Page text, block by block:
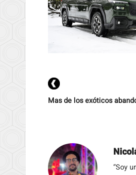
Mas de los exóticos
“Soy